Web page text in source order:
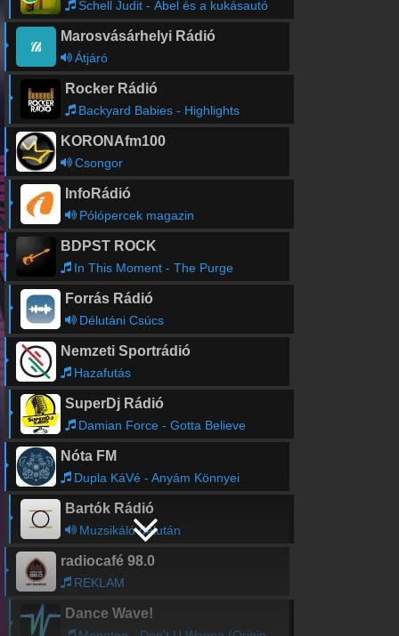
Schell Judit - Ábel és a kukásautó
Marosvásárhelyi Rádió
Átjáró
Rocker Rádió
Backyard Babies - Highlights
KORONAfm100
Csongor
InfoRádió
Pólópercek magazin
BDPST ROCK
In This Moment - The Purge
Forrás Rádió
Délutáni Csúcs
Nemzeti Sportrádió
Hazafutás
SuperDj Rádió
Damian Force - Gotta Believe
Nóta FM
Dupla KáVé - Anyám Könnyei
Bartók Rádió
Muzsikáló délután
radiocafé 98.0
REKLAM
Dance Wave!